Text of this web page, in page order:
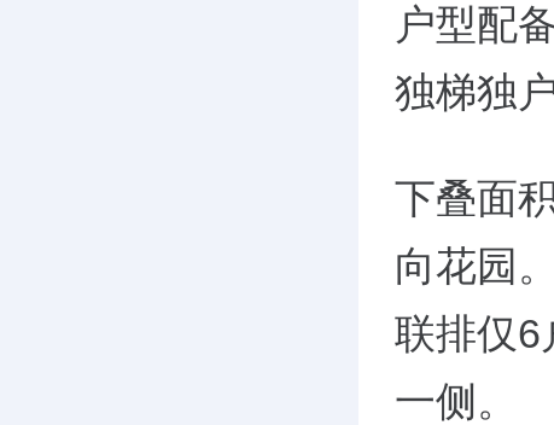
户型配
独梯独
下叠面
向花园
联排仅6
一侧。